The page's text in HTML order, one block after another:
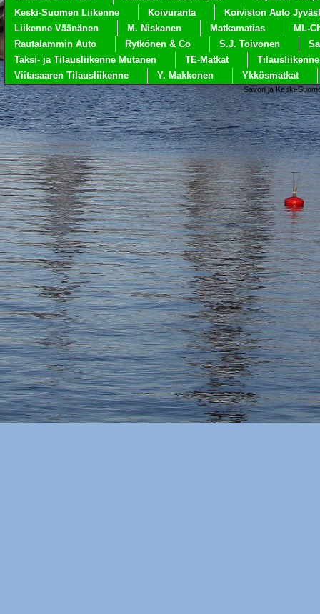
Keski-Suomen Liikenne
Koivuranta
Koiviston Auto
Liikenne Väänänen
M. Niskanen Matkamatias
ML-
Rautalammin Auto
Rytkönen & Co S.J. Toivonen
Taksi- ja Tilausliikenne Mutanen
TE-Matkat
Viitasaaren Tilausliikenne
Y. Makkonen Ykkösmatkat
Savon ja Keski-